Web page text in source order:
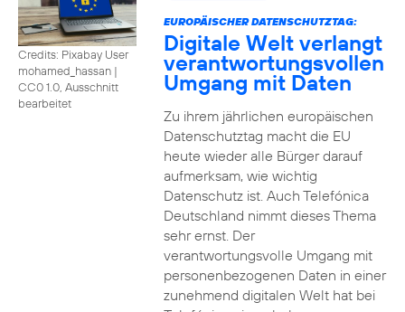
Credits: Pixabay User
mohamed_hassan |
CC0 1.0, Ausschnitt
bearbeitet
EUROPÄISCHER DATENSCHUTZTAG:
Digitale Welt verlangt
verantwortungsvollen
Umgang mit Daten
Zu ihrem jährlichen europäischen
Datenschutztag macht die EU
heute wieder alle Bürger darauf
aufmerksam, wie wichtig
Datenschutz ist. Auch Telefónica
Deutschland nimmt dieses Thema
sehr ernst. Der
verantwortungsvolle Umgang mit
personenbezogenen Daten in einer
zunehmend digitalen Welt hat bei